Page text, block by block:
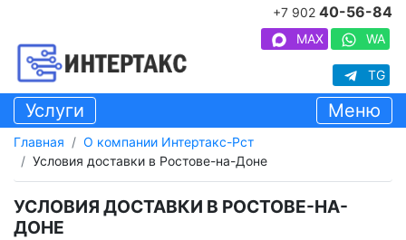
+7 902 40-56-84
MAX WA
TG
Услуги Меню
Главная
О компании Интертакс-Рст
Условия доставки в Ростове-на-Доне
УСЛОВИЯ ДОСТАВКИ В РОСТОВЕ-НА-
ДОНЕ